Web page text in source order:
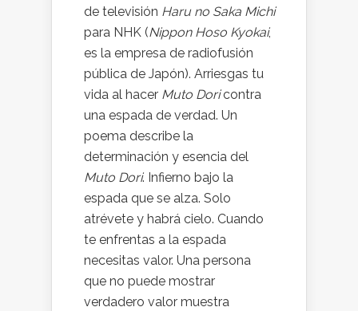
de televisión Haru no Saka Michi
para NHK (Nippon Hoso Kyokai,
es la empresa de radiofusión
pública de Japón). Arriesgas tu
vida al hacer Muto Doricontra
una espada de verdad. Un
poema describe la
determinación y esencia del
Muto Dori. Infierno bajo la
espada que se alza. Solo
atrévete y habrá cielo. Cuando
te enfrentas a la espada
necesitas valor. Una persona
que no puede mostrar
verdadero valor muestra